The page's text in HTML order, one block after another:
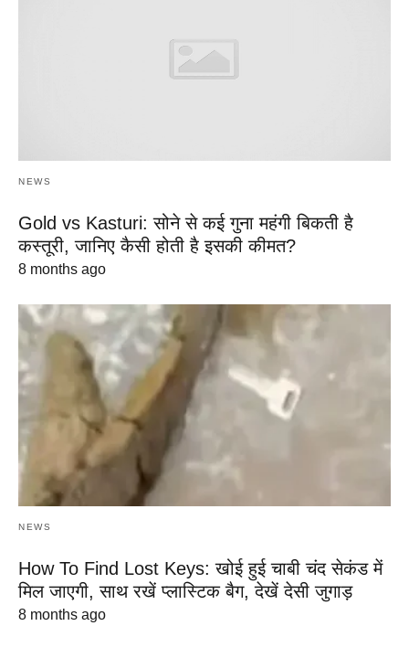
NEWS
Gold vs Kasturi: सोने से कई गुना महंगी बिकती है
कस्तूरी, जानिए कैसी होती है इसकी कीमत?
8 months ago
NEWS
How To Find Lost Keys: खोई हुई चाबी चंद सेकंड में
मिल जाएगी, साथ रखें प्लास्टिक बैग, देखें देसी जुगाड़
8 months ago